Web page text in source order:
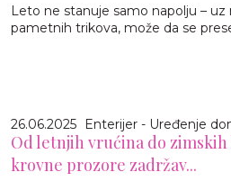
Leto ne stanuje samo napolju – uz
pametnih trikova, može da se
26.06.2025 Enterijer - Uređenje
Od letnjih vrućina do zimskih
krovne prozore zadržav...